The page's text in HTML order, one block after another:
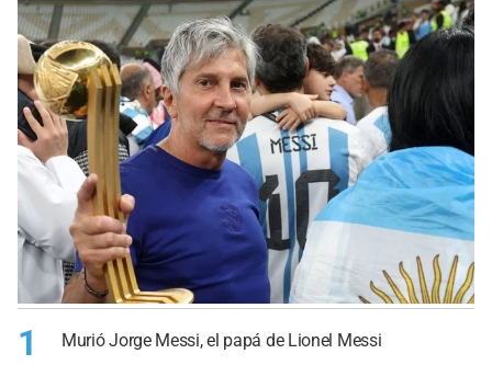
1 Murió Jorge Messi, el papá de Lionel Messi